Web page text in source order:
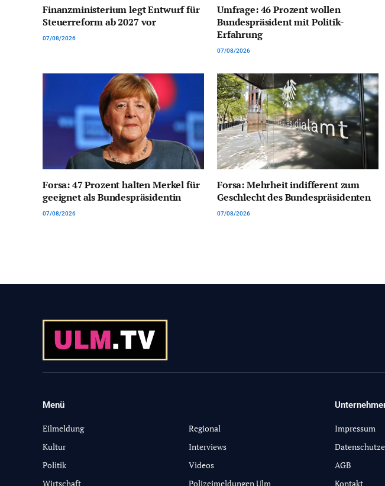
Finanzministerium legt Entwurf für
Steuerreform ab 2027 vor
07/08/2026
Umfrage: 46 Prozent wollen
Bundespräsident mit Politik-
Erfahrung
07/08/2026
Forsa: 47 Prozent halten Merkel für
geeignet als Bundespräsidentin
07/08/2026
Forsa: Mehrheit indifferent zum
Geschlecht des Bundespräsidenten
07/08/2026
Menü
Eilmeldung
Kultur
Politik
Wirtschaft
Regional
Interviews
Videos
Polizeimeldungen Ulm
Impressum
AGB
Kontakt